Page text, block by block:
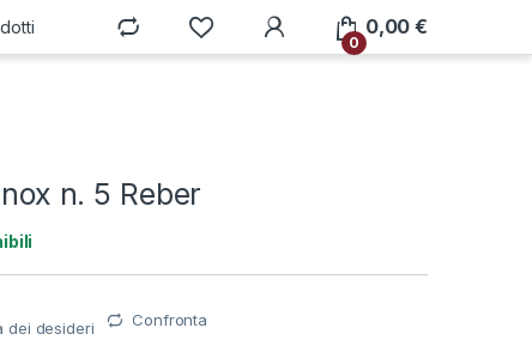
0
0,00€
n. 5 Reber
dei desideri Confronta